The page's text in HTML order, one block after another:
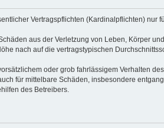
Vertragspflichten (Kardinalpflichten)
aus der Verletzung von Leben, Körper
nach auf die vertragstypischen
oder grob fahrlässigem Verhalten
für mittelbare Schäden, insbesondere
des Betreibers.